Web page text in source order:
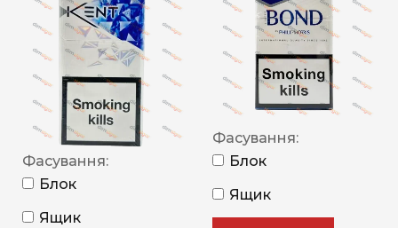
Фасування:
Блок
Ящик
Фасування:
Блок
Ящик